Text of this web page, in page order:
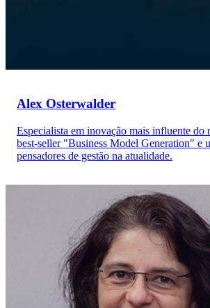
Alex Osterwalder
Especialista em inovação mais influente do
best-seller "Business Model Generation" e
pensadores de gestão na atualidade.